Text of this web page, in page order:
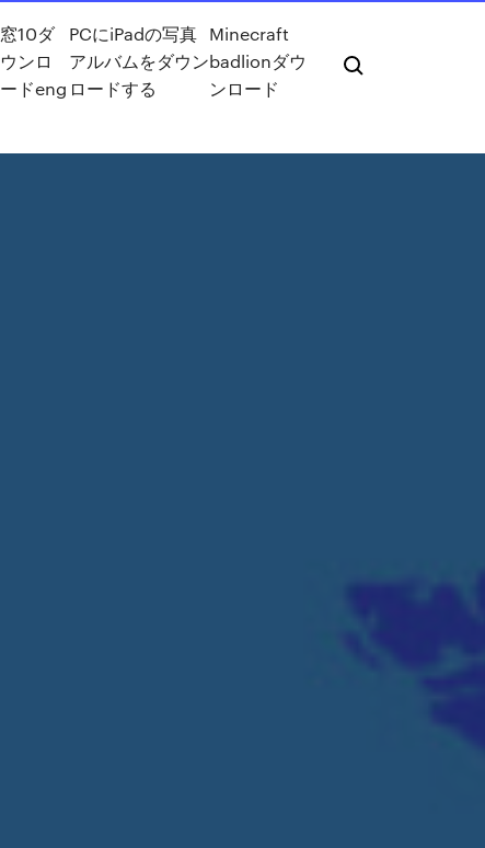
窓10ダ
ウンロ
ードeng
PCにiPadの写真
アルバムをダウン
ロードする
Minecraft
badlionダウ
ンロード